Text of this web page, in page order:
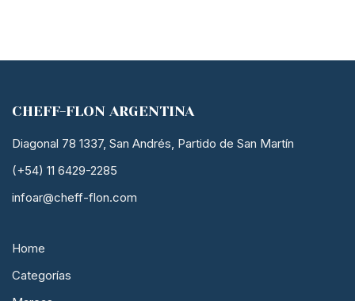
CHEFF-FLON ARGENTINA
Diagonal 78 1337, San Andrés, Partido de San Martín
(+54) 11 6429-2285
infoar@cheff-flon.com
Home
Categorías